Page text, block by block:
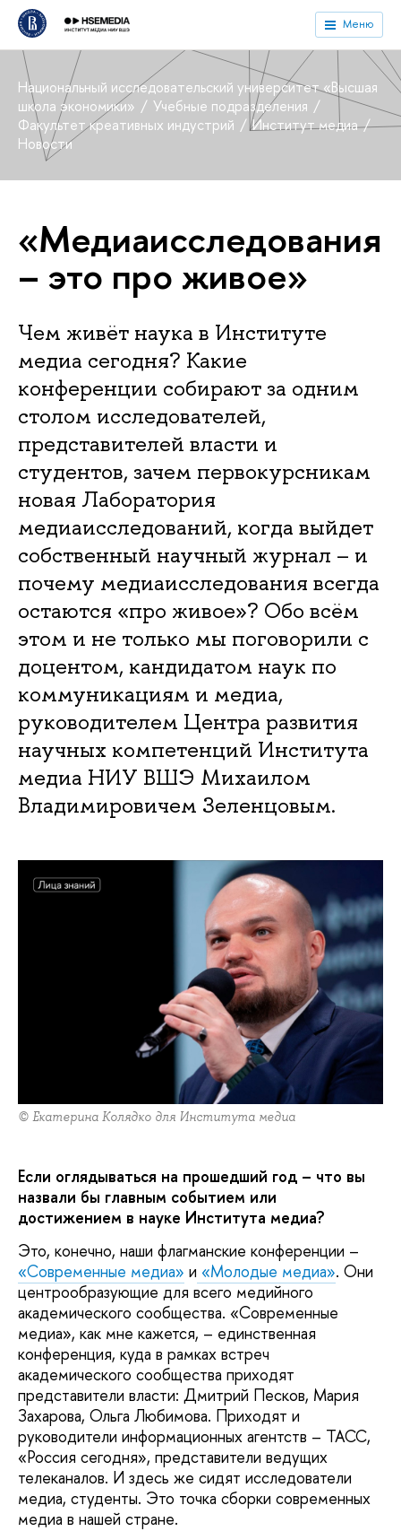
Меню
Национальный исследовательский университет «Высшая
школа экономики»
Учебные подразделения
Факультет креативных индустрий
Институт медиа
Новости
«Медиаисследования
– это про живое»
Чем живёт наука в Институте
медиа сегодня? Какие
конференции собирают за одним
столом исследователей,
представителей власти и
студентов, зачем первокурсникам
новая Лаборатория
медиаисследований, когда выйдет
собственный научный журнал – и
почему медиаисследования всегда
остаются «про живое»? Обо всём
этом и не только мы поговорили с
доцентом, кандидатом наук по
коммуникациям и медиа,
руководителем Центра развития
научных компетенций Института
медиа НИУ ВШЭ Михаилом
Владимировичем Зеленцовым.
© Екатерина Колядко для Института медиа
Если оглядываться на прошедший год – что вы
назвали бы главным событием или
достижением в науке Института медиа?
Это, конечно, наши флагманские конференции –
«Современные медиа» и «Молодые медиа». Они
центрообразующие для всего медийного
академического сообщества. «Современные
медиа», как мне кажется, – единственная
конференция, куда в рамках встреч
академического сообщества приходят
представители власти: Дмитрий Песков, Мария
Захарова, Ольга Любимова. Приходят и
руководители информационных агентств – ТАСС,
«Россия сегодня», представители ведущих
телеканалов. И здесь же сидят исследователи
медиа, студенты. Это точка сборки современных
медиа в нашей стране.